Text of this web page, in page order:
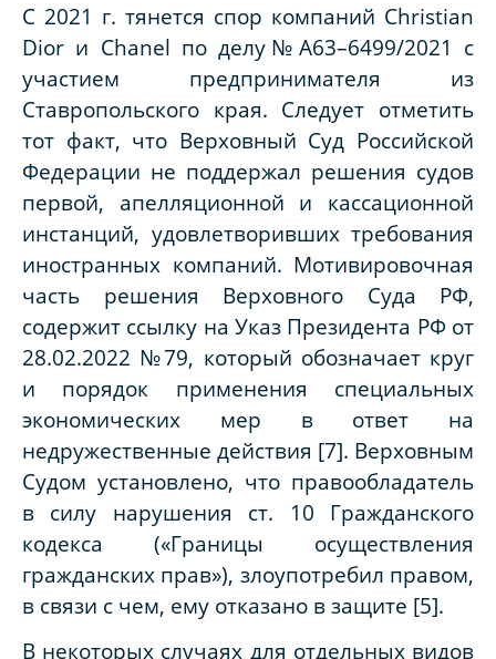
С 2021 г. тянется спор компаний Christian
Dior и Chanel по делу№А63–6499/2021 с
участием предпринимателя из
Ставропольского края. Следует отметить
тот факт, что Верховный Суд Российской
Федерации не поддержал решения судов
первой, апелляционной и кассационной
инстанций, удовлетворивших требования
иностранных компаний. Мотивировочная
часть решения Верховного Суда РФ,
содержит ссылку на Указ Президента РФ от
28.02.2022 №79, который обозначает круг
и порядок применения специальных
экономических мер в ответ на
недружественные действия [7]. Верховным
Судом установлено, что правообладатель
в силу нарушения ст. 10 Гражданского
кодекса («Границы осуществления
гражданских прав»), злоупотребил правом,
в связи с чем, ему отказано в защите [5].
В некоторых случаях для отдельных видов